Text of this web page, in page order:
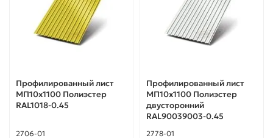
Профилированный лист
МП10х1100 Полиэстер
RAL1018-0.45
2706-01
Профилированный лист
МП10х1100 Полиэстер
двусторонний
RAL90039003-0.45
2778-01